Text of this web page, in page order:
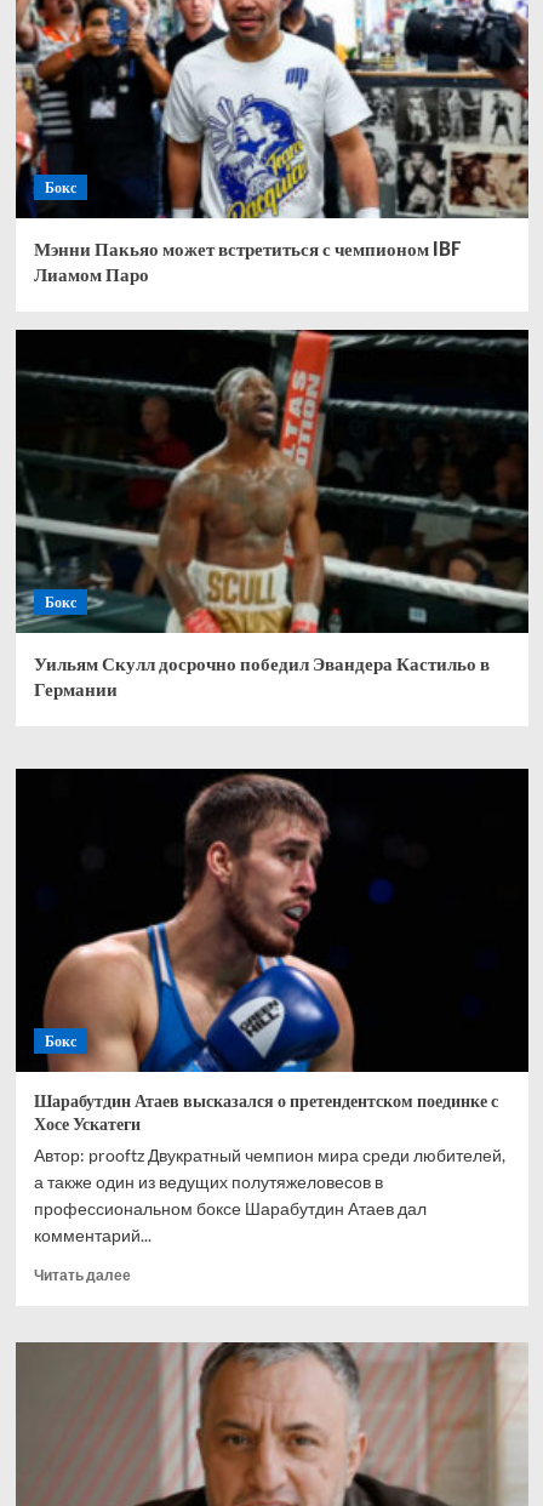
Бокс
Мэнни Пакьяо может встретиться с чемпионом IBF
Лиамом Паро
Бокс
Уильям Скулл досрочно победил Эвандера Кастильо в
Германии
Бокс
Шарабутдин Атаев высказался о претендентском поединке с
Хосе Ускатеги
Автор: prooftz Двукратный чемпион мира среди любителей,
а также один из ведущих полутяжеловесов в
профессиональном боксе Шарабутдин Атаев дал
комментарий...
Читать далееПрочитать
Шарабутдин
высказался
претендентском
Хосе